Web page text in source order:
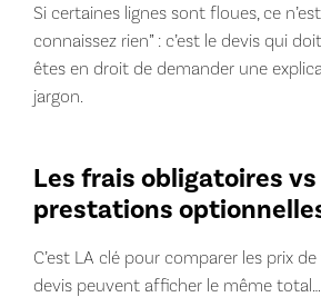
Si certaines lignes sont floues, ce
connaissez rien” : c’est le devis qui
êtes en droit de demander une
jargon.
Les frais obligatoires vs
prestations
C’est LA clé pour comparer les prix
devis peuvent afficher le même